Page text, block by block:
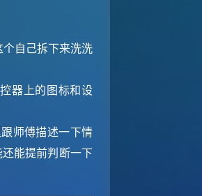
自己拆下来洗洗
器上的图标和设
师傅描述一下情
能提前判断一下